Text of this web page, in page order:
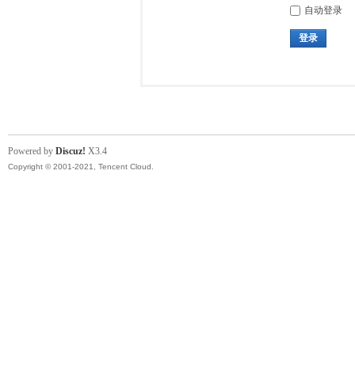
自动登录
登录
Powered by Discuz! X3.4
Copyright © 2001-2021, Tencent Cloud.